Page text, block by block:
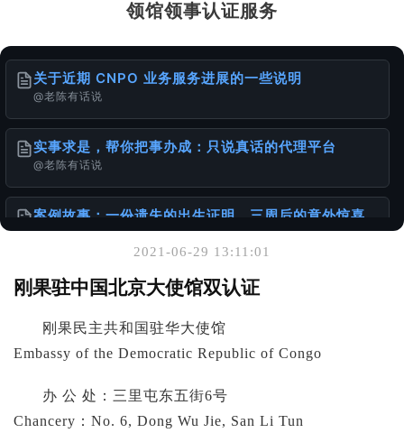
领馆领事认证服务
关于近期 CNPO 业务服务进展的一些说明
@老陈有话说
实事求是，帮你把事办成：只说真话的代理平台
@老陈有话说
案例故事：一份遗失的出生证明，三周后的意外惊喜
@老陈有话说
你可能也喜欢
案例
@老陈有话说
一张单程证，从赴港到移民的故事
@老陈有话说
2021-06-29 13:11:01
刚果驻中国北京大使馆双认证
刚果民主共和国驻华大使馆
Embassy of the Democratic Republic of Congo
办 公 处：三里屯东五街6号
Chancery：No. 6, Dong Wu Jie, San Li Tun